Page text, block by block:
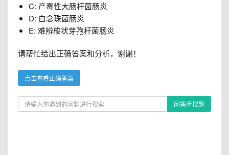
C: 产毒性大肠杆菌肠炎
D: 白念珠菌肠炎
E: 难辨梭状芽孢杆菌肠炎
请帮忙给出正确答案和分析，谢谢！
点击查看正确答案
问答库搜题